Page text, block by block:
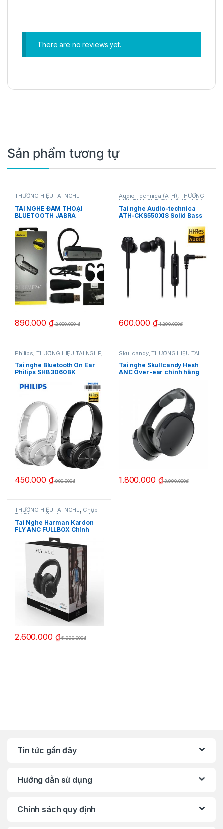
There are no reviews yet.
Sản phẩm tương tự
THƯƠNG HIỆU TAI NGHE
TAI NGHE ĐÀM THOẠI
BLUETOOTH JABRA
phụ kiện)
890.000 ₫2.000.000 đ
Audio Technica (ATH), THƯƠNG
HIỆU TAI NGHE TAI NGHE - LOA
Tai Nghe Có Dây
Tai nghe Audio-technica
ATH-CKS550XIS Solid Bass
600.000 ₫1.290.000đ
Philips, THƯƠNG HIỆU TAI NGHE,
,
LOA ,Tai Nghe Bluetooth
Tai nghe Bluetooth On Ear
Philips SHB 3060BK
450.000 ₫990.000đ
Skullcandy,THƯƠNG HIỆU TAI
Chụp Tai Bluetooth
NGHE - LOA,Tai Nghe Bluetooth
Tai Nghe Chụp Tai
Tai nghe Skullcandy Hesh
ANC Over-ear chính hãng
1.800.000 ₫3.990.000đ
THƯƠNG HIỆU TAI NGHE, Chụp
Tai Bluetooth Harman Kardon
TAI NGHE - LOA,Tai Nghe
Bluetooth
Tai Nghe Harman Kardon
FLY ANC FULLBOX Chính
2.600.000 ₫5.990.000đ
Tin tức gần đây
Hướng dẫn sử dụng
Chính sách quy định